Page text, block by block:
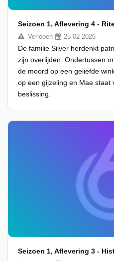
Seizoen 1, Aflevering 4 -
Verlopen 25-02-2026
De familie Silver herdenkt
zijn overlijden. Ondertussen
de moord op een geliefde
op een gijzeling en Mae staat
beslissing.
Seizoen 1, Aflevering 3 -